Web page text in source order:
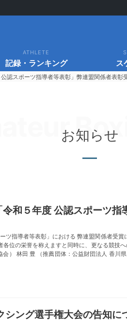
ATHLETE
記録・ランキング ス
認スポーツ指導者等表彰」弊連盟関係者表彰
お知らせ
和５年度 公認スポーツ
ツ指導者等表彰」における 弊連盟関係
位の栄誉を称えますと同時に、更なる競
） 林田 豊 （推薦団体：公益財団法人 香
佐賀県スポーツ協
ング選手権大会の告知に